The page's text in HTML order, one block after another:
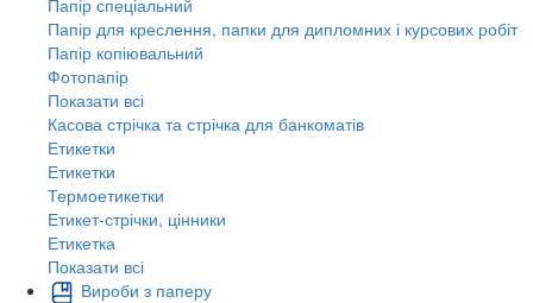
Папір для креслення, папки для дипломних і курсових робіт
Папір копіювальний
Фотопапір
Показати всі
Касова стрічка та стрічка для банкоматів
Етикетки
Етикетки
Термоетикетки
Етикет-стрічки, цінники
Етикетка
Показати всі
Вироби з паперу